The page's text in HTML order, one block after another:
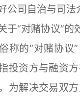
公司自治与司法
“对赌协议”的
的“对赌协议”
投资方与融资
为解决交易双